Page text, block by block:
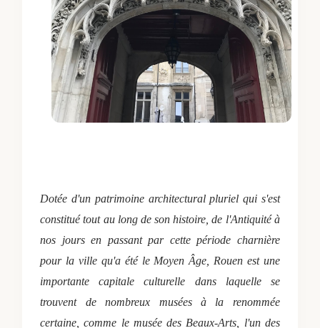
Dotée d'un patrimoine architectural pluriel qui s'est
constitué tout au long de son histoire, de l'Antiquité à
nos jours en passant par cette période charnière
pour la ville qu'a été le Moyen Âge, Rouen est une
importante capitale culturelle dans laquelle se
trouvent de nombreux musées à la renommée
certaine, comme le musée des Beaux-Arts, l'un des